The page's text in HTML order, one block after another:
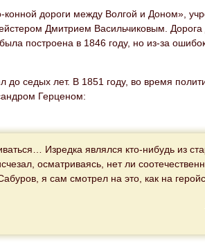
дороги между Волгой и Доном»,
Дмитрием Васильчиковым.
построена в 1846 году, но из-за
седых лет. В 1851 году, во время
Герценом:
Изредка являлся кто-нибудь из
осматриваясь, нет ли
я сам смотрел на это, как на